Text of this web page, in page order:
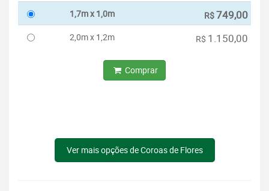
1,7m x 1,0m R$749,00
2,0m x 1,2m R$ 1.150,00
Comprar
Ver mais opções de Coroas de Flores